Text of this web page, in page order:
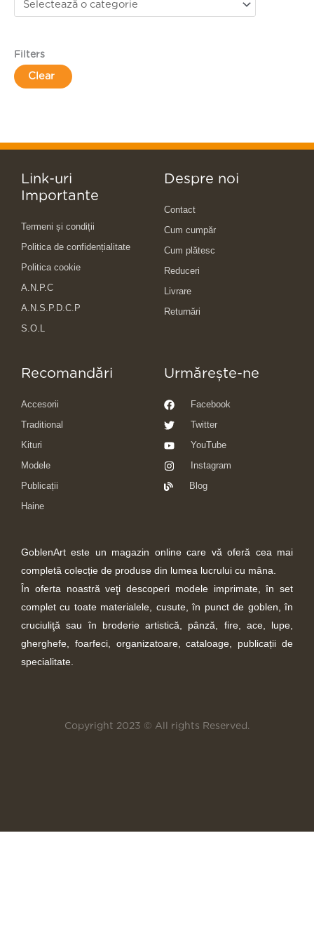
Filters
Clear
Link-uri
Importante
Termeni și condiții
Politica de confidențialitate
Politica cookie
A.N.P.C
A.N.S.P.D.C.P
S.O.L
Despre noi
Contact
Cum cumpăr
Cum plătesc
Reduceri
Livrare
Returnări
Recomandări
Accesorii
Traditional
Kituri
Modele
Publicații
Haine
Urmărește-ne
Facebook
Twitter
YouTube
Instagram
Blog
GoblenArt este un magazin online care vă oferă cea mai
completă colecție de produse din lumea lucrului cu mâna.
În oferta noastră veţi descoperi modele imprimate, în set
complet cu toate materialele, cusute, în punct de goblen, în
cruciuliţă sau în broderie artistică, pânză, fire, ace, lupe,
gherghefe, foarfeci, organizatoare, cataloage, publicații de
specialitate.
Copyright 2023 © All rights Reserved.